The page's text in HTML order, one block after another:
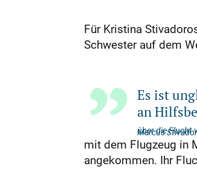
Für Kristina
Schwester auf dem
Es ist
an
Marcus
über die Flucht
mit dem Flugzeug in
angekommen. Ihr